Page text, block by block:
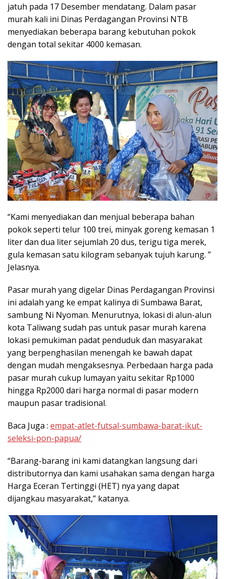
jatuh pada 17 Desember mendatang. Dalam pasar
murah kali ini Dinas Perdagangan Provinsi NTB
menyediakan beberapa barang kebutuhan pokok
dengan total sekitar 4000 kemasan.
“Kami menyediakan dan menjual beberapa bahan
pokok seperti telur 100 trei, minyak goreng kemasan 1
liter dan dua liter sejumlah 20 dus, terigu tiga merek,
gula kemasan satu kilogram sebanyak tujuh karung. ”
Jelasnya.
Pasar murah yang digelar Dinas Perdagangan Provinsi
ini adalah yang ke empat kalinya di Sumbawa Barat,
sambung Ni Nyoman. Menurutnya, lokasi di alun-alun
kota Taliwang sudah pas untuk pasar murah karena
lokasi pemukiman padat penduduk dan masyarakat
yang berpenghasilan menengah ke bawah dapat
dengan mudah mengaksesnya. Perbedaan harga pada
pasar murah cukup lumayan yaitu sekitar Rp1000
hingga Rp2000 dari harga normal di pasar modern
maupun pasar tradisional.
Baca Juga : empat-atlet-futsal-sumbawa-barat-ikut-
seleksi-pon-papua/
“Barang-barang ini kami datangkan langsung dari
distributornya dan kami usahakan sama dengan harga
Harga Eceran Tertinggi (HET) nya yang dapat
dijangkau masyarakat,” katanya.